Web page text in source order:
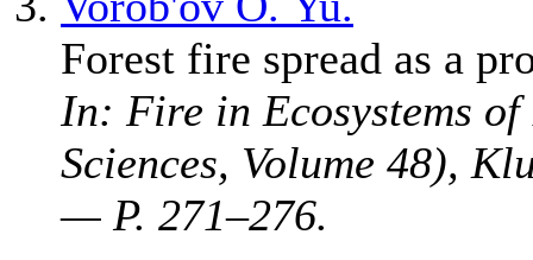
Forest fire spread as a
In: Fire in Ecosystems
Sciences, Volume 48),
— P. 271–276.